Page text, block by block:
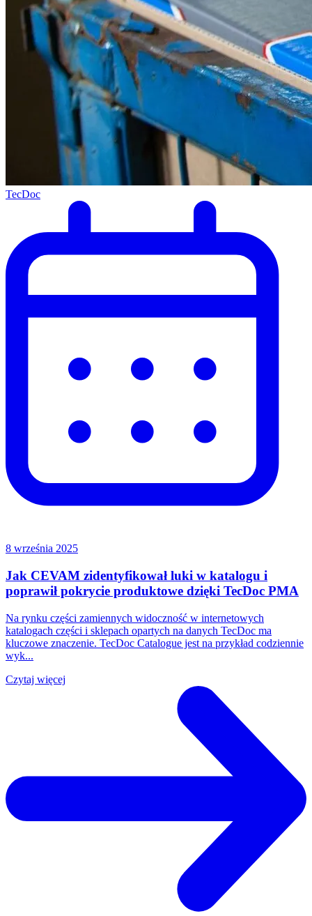
TecDoc
8 września 2025
Jak CEVAM zidentyfikował luki w katalogu i
poprawił pokrycie produktowe dzięki TecDoc PMA
Na rynku części zamiennych widoczność w internetowych
katalogach części i sklepach opartych na danych TecDoc ma
kluczowe znaczenie. TecDoc Catalogue jest na przykład codziennie
wyk...
Czytaj więcej